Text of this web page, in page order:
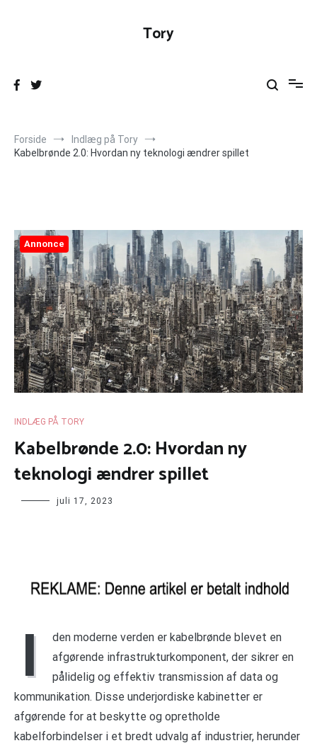
Tory
Forside
Indlæg på Tory
Kabelbrønde 2.0: Hvordan ny teknologi ændrer spillet
Annonce
INDLÆG PÅ TORY
Kabelbrønde 2.0: Hvordan ny
teknologi ændrer spillet
juli 17, 2023
I
den moderne verden er kabelbrønde blevet en
afgørende infrastrukturkomponent, der sikrer en
pålidelig og effektiv transmission af data og
kommunikation. Disse underjordiske kabinetter er
afgørende for at beskytte og opretholde
kabelforbindelser i et bredt udvalg af industrier, herunder